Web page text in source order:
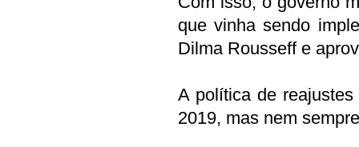
que vinha sendo
Dilma Rousseff e
A política de
2019, mas nem